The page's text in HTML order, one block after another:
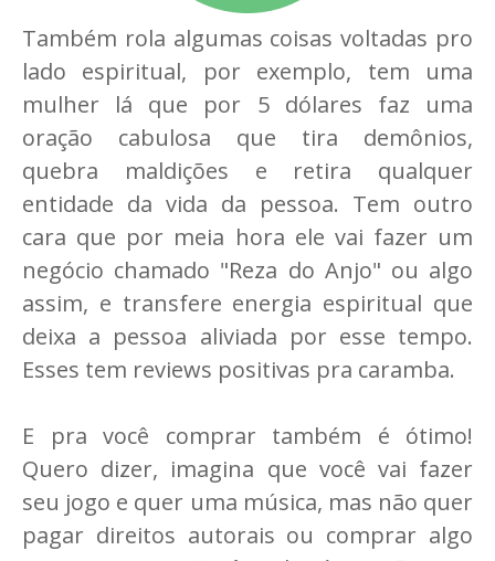
Também rola algumas coisas voltadas pro
lado espiritual, por exemplo, tem uma
mulher lá que por 5 dólares faz uma
oração cabulosa que tira demônios,
quebra maldições e retira qualquer
entidade da vida da pessoa. Tem outro
cara que por meia hora ele vai fazer um
negócio chamado "Reza do Anjo" ou algo
assim, e transfere energia espiritual que
deixa a pessoa aliviada por esse tempo.
Esses tem reviews positivas pra caramba.
E pra você comprar também é ótimo!
Quero dizer, imagina que você vai fazer
seu jogo e quer uma música, mas não quer
pagar direitos autorais ou comprar algo